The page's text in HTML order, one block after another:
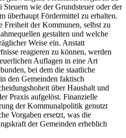
Steuern wie der Grundsteuer oder der
überhaupt Fördermittel zu erhalten.
Freiheit der Kommunen, selbst zu
gestalten und welche
Weise ein. Anstatt
reagieren zu können, werden
Auflagen in eine Art
bei dem die staatliche
den Gemeinden faktisch
über Haushalt und
Praxis aufgelöst. Finanzielle
der Kommunalpolitik genutzt
Vorgaben ersetzt, was die
der Gemeinden erheblich